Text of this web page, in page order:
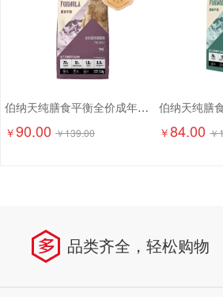
伯纳天纯膳食平衡全价成年期猫粮（含三文鱼配方）1.5kg
￥90.00 ￥139.00
￥84.00 ￥
品类齐全，轻松购物